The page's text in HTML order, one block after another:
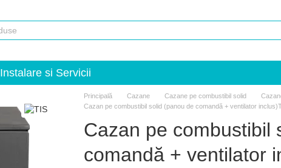
Instalare si Servicii
Principală Сazane Cazane pe combustibil solid
Cazan pe combustibil solid (panou de comandă + ventilator
Cazan pe combustibil
comandă + ventilator